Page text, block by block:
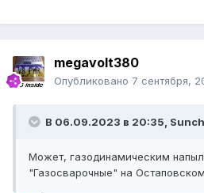
megavolt380
Опубликовано 7 сентября,
В 06.09.2023 в 20:35,
Может, газодинамическим
"Газосварочные" на